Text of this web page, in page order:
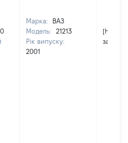
Марка:
ВАЗ
Модель:
21213
Рік випуску:
2001
[Не